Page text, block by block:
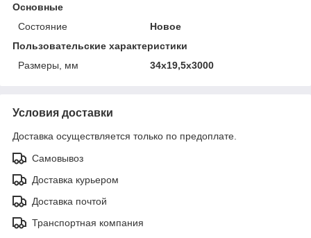
Основные
Состояние
Новое
Пользовательские характеристики
Размеры, мм
34х19,5х3000
Условия доставки
Доставка осуществляется только по предоплате.
Самовывоз
Доставка курьером
Доставка почтой
Транспортная компания